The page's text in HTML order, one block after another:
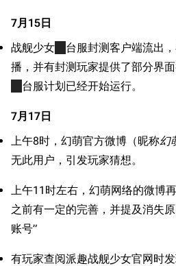
7月15日
战舰少女
台服封测客户端流出
播，并有封测玩家提供了部分界
台服计划已经开始运行。
7月17日
上午8时，幻萌官方微博（昵称幻
无此用户，引发玩家猜想。
上午11时左右，幻萌网络的微博
之前有一定的完善，并提及消失
账号”
有玩家查阅派趣战舰少女官网时